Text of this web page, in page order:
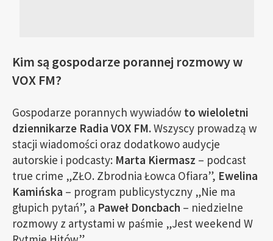
Kim są gospodarze porannej rozmowy w
VOX FM?
Gospodarze porannych wywiadów to wieloletni
dziennikarze Radia VOX FM.Wszyscy prowadzą w
stacji wiadomości oraz dodatkowo audycje
autorskie i podcasty: Marta Kiermasz – podcast
true crime „ZŁO. Zbrodnia Łowca Ofiara”, Ewelina
Kamińska – program publicystyczny „Nie ma
głupich pytań”, a Paweł Doncbach – niedzielne
rozmowy z artystami w paśmie „Jest weekend W